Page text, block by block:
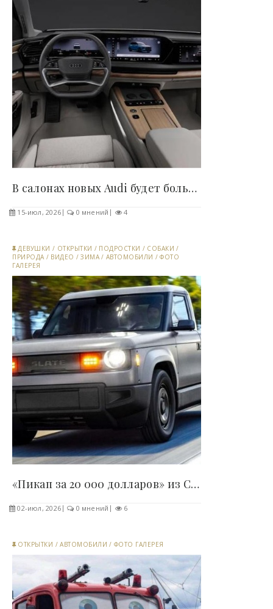
В салонах новых Audi будет больше кнопок, а..
15-июл, 2026 0 мнений 4
ДЕВУШКИ / ОТКРЫТКИ / ПОДРОСТКИ / СОБАКИ /
ПРИРОДА / ВИДЕО /ЗИМА / АВТОМОБИЛИ /ФОТО
ГАЛЕРЕЯ
«Пикап за 20 000 долларов» из США оказался дороже..
02-июл, 2026 0 мнений 6
ОТКРЫТКИ /АВТОМОБИЛИ / ФОТО ГАЛЕРЕЯ